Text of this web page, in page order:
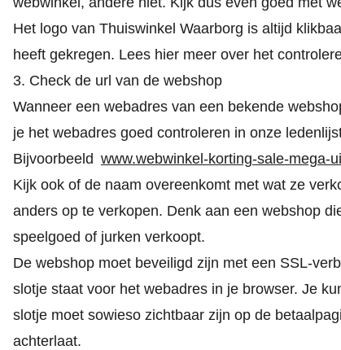
Het logo van Thuiswinkel Waarborg is altijd
heeft gekregen. Lees hier meer over het
3. Check de url van de webshop
Wanneer een webadres van een bekende
je het webadres goed controleren in onze
Bijvoorbeeld www.webwinkel-korting-sale-mega-
Kijk ook of de naam overeenkomt met wat ze
anders op te verkopen. Denk aan een webshop
speelgoed of jurken verkoopt.
De webshop moet beveiligd zijn met een SSL-
slotje staat voor het webadres in je browser. Je
slotje moet sowieso zichtbaar zijn op de
achterlaat.